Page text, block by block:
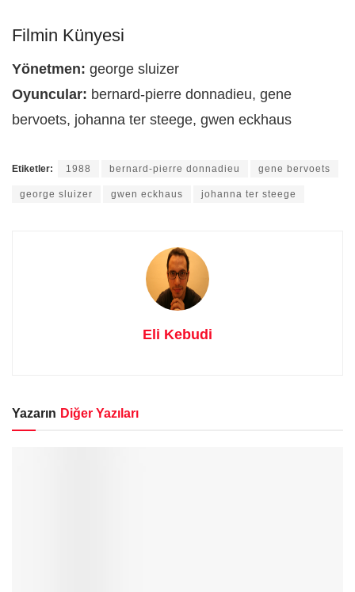
Filmin Künyesi
Yönetmen: george sluizer
Oyuncular: bernard-pierre donnadieu, gene
bervoets, johanna ter steege, gwen eckhaus
Etiketler: 1988 bernard-pierre donnadieu gene bervoets
george sluizer gwen eckhaus johanna ter steege
Eli Kebudi
Yazarın Diğer Yazıları